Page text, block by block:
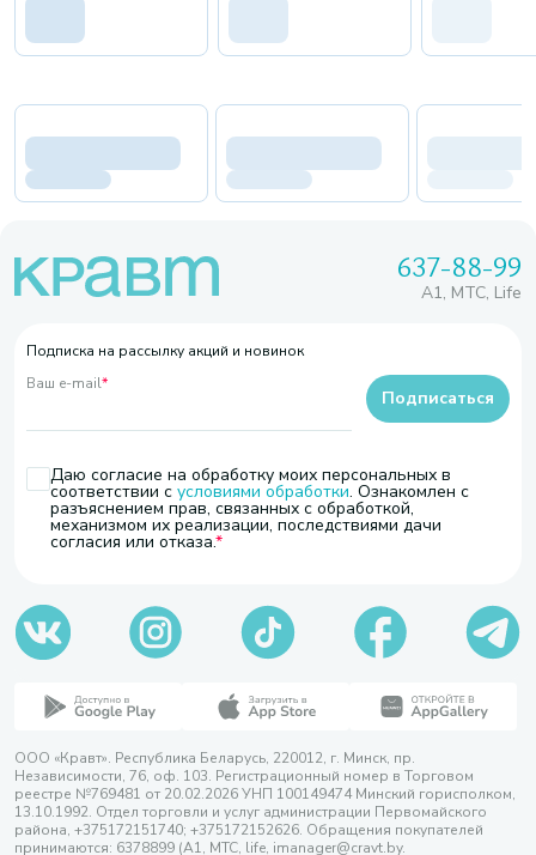
637-88-99
A1, МТС, Life
Подписка на рассылку акций и новинок
Ваш e-mail*
Даю согласие на обработку моих персональных в
соответствии с условиями обработки. Ознакомлен с
разъяснением прав, связанных с обработкой,
механизмом их реализации, последствиями дачи
согласия или отказа.
Подписаться
ООО «Кравт». Республика Беларусь, 220012, г. Минск, пр.
Независимости, 76, оф. 103. Регистрационный номер в Торговом
реестре №769481 от 20.02.2026 УНП 100149474 Минский горисполком,
13.10.1992. Отдел торговли и услуг администрации Первомайского
района, +375172151740; +375172152626. Обращения покупателей
принимаются: 6378899 (А1, МТС, life, imanager@cravt.by.